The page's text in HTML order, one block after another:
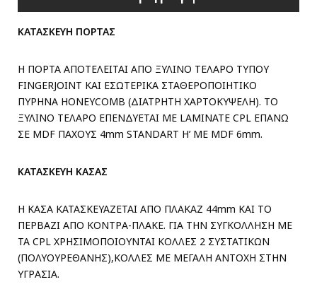
ΚΑΤΑΣΚΕΥΗ ΠΟΡΤΑΣ
Η ΠΟΡΤΑ ΑΠΟΤΕΛΕΙΤΑΙ ΑΠΟ ΞΥΛΙΝΟ ΤΕΛΑΡΟ ΤΥΠΟΥ
FINGERJOINT ΚΑΙ ΕΣΩΤΕΡΙΚΑ ΣΤΑΘΕΡΟΠΟΙΗΤΙΚΟ
ΠΥΡΗΝΑ HONEYCOMB (ΔΙΑΤΡΗΤΗ ΧΑΡΤΟΚΥΨΕΛΗ). ΤΟ
ΞΥΛΙΝΟ ΤΕΛΑΡΟ ΕΠΕΝΔΥΕΤΑΙ ΜΕ LAMINATE CPL ΕΠΑΝΩ
ΣΕ MDF ΠΑΧΟΥΣ 4mm STANDART H’ ME MDF 6mm.
ΚΑΤΑΣΚΕΥΗ ΚΑΣΑΣ
Η ΚΑΣΑ ΚΑΤΑΣΚΕΥΑΖΕΤΑΙ ΑΠΟ ΠΛΑΚΑΖ 44mm ΚΑΙ ΤΟ
ΠΕΡΒΑΖΙ ΑΠΟ ΚΟΝΤΡΑ-ΠΛΑΚΕ. ΓΙΑ ΤΗΝ ΣΥΓΚΟΛΛΗΣΗ ΜΕ
ΤΑ CPL ΧΡΗΣΙΜΟΠΟΙΟΥΝΤΑΙ ΚΟΛΛΕΣ 2 ΣΥΣΤΑΤΙΚΩΝ
(ΠΟΛΥΟΥΡΕΘΑΝΗΣ),ΚΟΛΛΕΣ ΜΕ ΜΕΓΑΛΗ ΑΝΤΟΧΗ ΣΤΗΝ
ΥΓΡΑΣΙΑ.